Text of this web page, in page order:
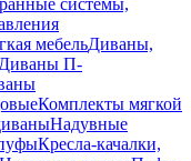
системы,
мебельДиваны,
Диваны П-
Комплекты мягкой
Надувные
Кресла-качалки,